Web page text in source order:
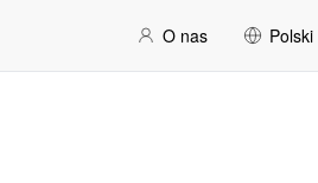
O nas Polski